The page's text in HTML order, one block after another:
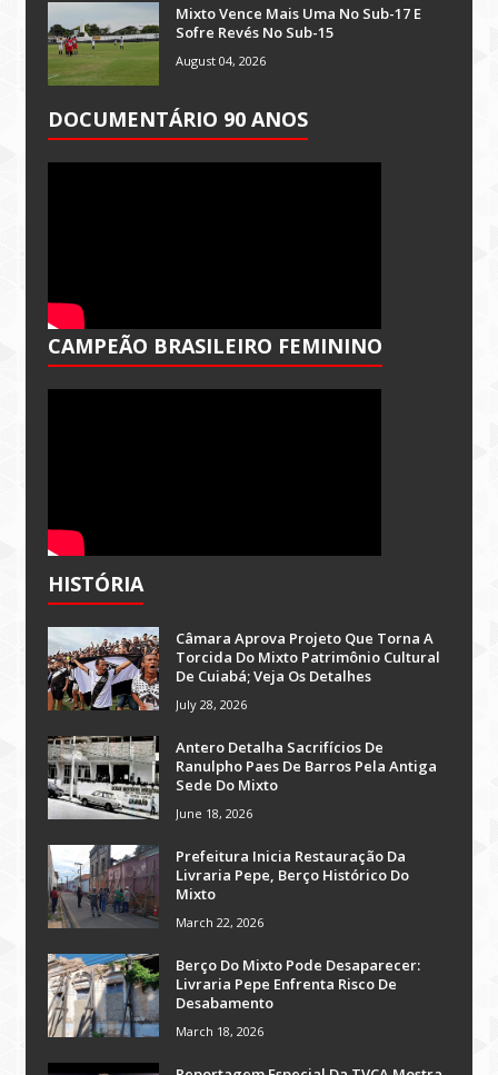
Mixto Vence Mais Uma No Sub-17 E
Sofre Revés No Sub-15
August 04, 2026
DOCUMENTÁRIO 90 ANOS
CAMPEÃO BRASILEIRO FEMININO
HISTÓRIA
Câmara Aprova Projeto Que Torna A
Torcida Do Mixto Patrimônio Cultural
De Cuiabá; Veja Os Detalhes
July 28, 2026
Antero Detalha Sacrifícios De
Ranulpho Paes De Barros Pela Antiga
Sede Do Mixto
June 18, 2026
Prefeitura Inicia Restauração Da
Livraria Pepe, Berço Histórico Do
Mixto
March 22, 2026
Berço Do Mixto Pode Desaparecer:
Livraria Pepe Enfrenta Risco De
Desabamento
March 18, 2026